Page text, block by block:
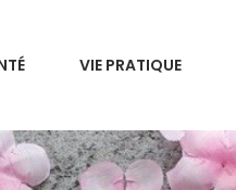
VIE PRATIQUE